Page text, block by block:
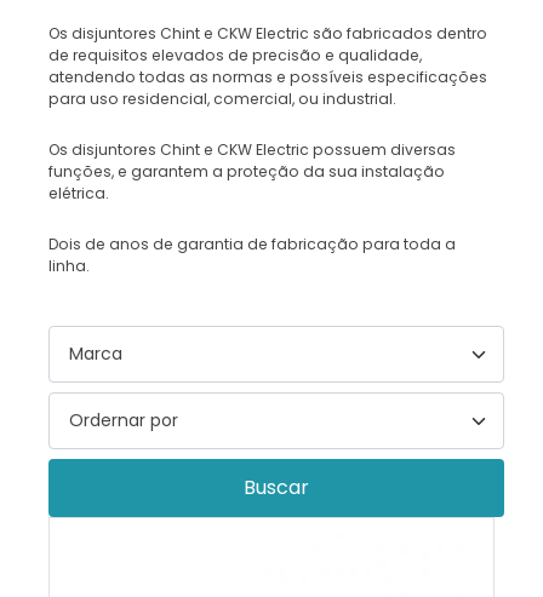
Os disjuntores Chint e CKW Electric são fabricados dentro
de requisitos elevados de precisão e qualidade,
atendendo todas as normas e possíveis especificações
para uso residencial, comercial, ou industrial.
Os disjuntores Chint e CKW Electric possuem diversas
funções, e garantem a proteção da sua instalação
elétrica.
Dois de anos de garantia de fabricação para toda a
linha.
Buscar